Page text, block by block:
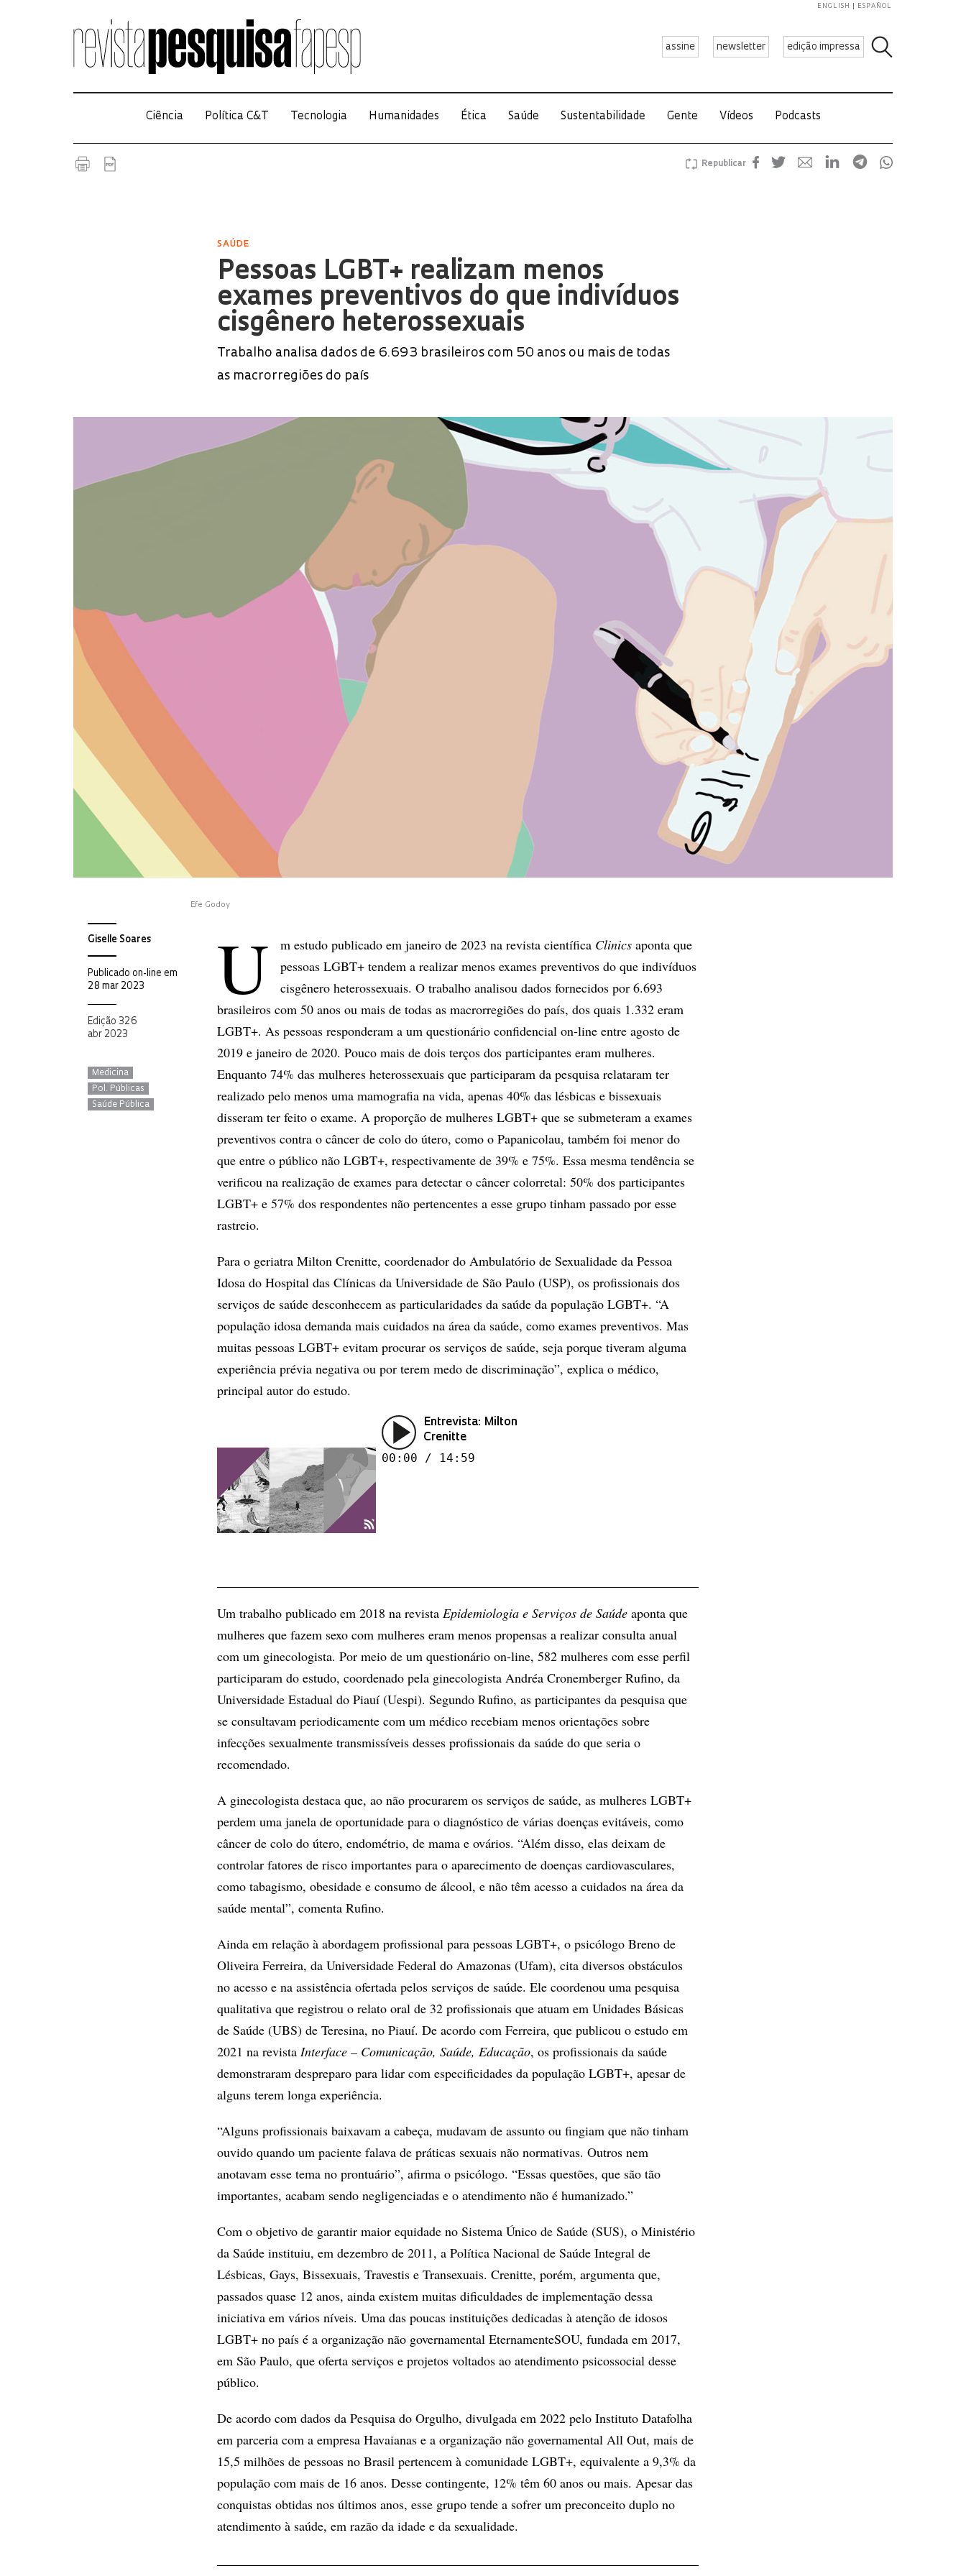
assine newsletter edição impressa
ENGLISH ESPAÑOL
Ciência Política C&T Tecnologia Humanidades Ética Saúde Sustentabilidade Gente Vídeos Podcasts
Republicar
SAÚDE
Pessoas LGBT+ realizam menos
exames preventivos do que indivíduos
cisgênero heterossexuais
Trabalho analisa dados de 6.693 brasileiros com 50 anos ou mais de todas
as macrorregiões do país
Efe Godoy
Giselle Soares
Publicado on-line em
28 mar 2023
Edição 326
abr 2023
Medicina
Pol. Públicas
Saúde Pública
U m estudo publicado em janeiro de 2023 na revista científica Clinics aponta que
pessoas LGBT+ tendem a realizar menos exames preventivos do que indivíduos
cisgênero heterossexuais. O trabalho analisou dados fornecidos por 6.693
brasileiros com 50 anos ou mais de todas as macrorregiões do país, dos quais 1.332 eram
LGBT+. As pessoas responderam a um questionário confidencial on-line entre agosto de
2019 e janeiro de 2020. Pouco mais de dois terços dos participantes eram mulheres.
Enquanto 74% das mulheres heterossexuais que participaram da pesquisa relataram ter
realizado pelo menos uma mamografia na vida, apenas 40% das lésbicas e bissexuais
disseram ter feito o exame. A proporção de mulheres LGBT+ que se submeteram a exames
preventivos contra o câncer de colo do útero, como o Papanicolau, também foi menor do
que entre o público não LGBT+, respectivamente de 39% e 75%. Essa mesma tendência se
verificou na realização de exames para detectar o câncer colorretal: 50% dos participantes
LGBT+ e 57% dos respondentes não pertencentes a esse grupo tinham passado por esse
rastreio.
Para o geriatra Milton Crenitte, coordenador do Ambulatório de Sexualidade da Pessoa
Idosa do Hospital das Clínicas da Universidade de São Paulo (USP), os profissionais dos
serviços de saúde desconhecem as particularidades da saúde da população LGBT+. “A
população idosa demanda mais cuidados na área da saúde, como exames preventivos. Mas
muitas pessoas LGBT+ evitam procurar os serviços de saúde, seja porque tiveram alguma
experiência prévia negativa ou por terem medo de discriminação”, explica o médico,
principal autor do estudo.
Entrevista: Milton
Crenitte
00:00 / 14:59
Um trabalho publicado em 2018 na revista Epidemiologia e Serviços de Saúde aponta que
mulheres que fazem sexo com mulheres eram menos propensas a realizar consulta anual
com um ginecologista. Por meio de um questionário on-line, 582 mulheres com esse perfil
participaram do estudo, coordenado pela ginecologista Andréa Cronemberger Rufino, da
Universidade Estadual do Piauí (Uespi). Segundo Rufino, as participantes da pesquisa que
se consultavam periodicamente com um médico recebiam menos orientações sobre
infecções sexualmente transmissíveis desses profissionais da saúde do que seria o
recomendado.
A ginecologista destaca que, ao não procurarem os serviços de saúde, as mulheres LGBT+
perdem uma janela de oportunidade para o diagnóstico de várias doenças evitáveis, como
câncer de colo do útero, endométrio, de mama e ovários. “Além disso, elas deixam de
controlar fatores de risco importantes para o aparecimento de doenças cardiovasculares,
como tabagismo, obesidade e consumo de álcool, e não têm acesso a cuidados na área da
saúde mental”, comenta Rufino.
Ainda em relação à abordagem profissional para pessoas LGBT+, o psicólogo Breno de
Oliveira Ferreira, da Universidade Federal do Amazonas (Ufam), cita diversos obstáculos
no acesso e na assistência ofertada pelos serviços de saúde. Ele coordenou uma pesquisa
qualitativa que registrou o relato oral de 32 profissionais que atuam em Unidades Básicas
de Saúde (UBS) de Teresina, no Piauí. De acordo com Ferreira, que publicou o estudo em
2021 na revista Interface – Comunicação, Saúde, Educação, os profissionais da saúde
demonstraram despreparo para lidar com especificidades da população LGBT+, apesar de
alguns terem longa experiência.
“Alguns profissionais baixavam a cabeça, mudavam de assunto ou fingiam que não tinham
ouvido quando um paciente falava de práticas sexuais não normativas. Outros nem
anotavam esse tema no prontuário”, afirma o psicólogo. “Essas questões, que são tão
importantes, acabam sendo negligenciadas e o atendimento não é humanizado.”
Com o objetivo de garantir maior equidade no Sistema Único de Saúde (SUS), o Ministério
da Saúde instituiu, em dezembro de 2011, a Política Nacional de Saúde Integral de
Lésbicas, Gays, Bissexuais, Travestis e Transexuais. Crenitte, porém, argumenta que,
passados quase 12 anos, ainda existem muitas dificuldades de implementação dessa
iniciativa em vários níveis. Uma das poucas instituições dedicadas à atenção de idosos
LGBT+ no país é a organização não governamental EternamenteSOU, fundada em 2017,
em São Paulo, que oferta serviços e projetos voltados ao atendimento psicossocial desse
público.
De acordo com dados da Pesquisa do Orgulho, divulgada em 2022 pelo Instituto Datafolha
em parceria com a empresa Havaianas e a organização não governamental All Out, mais de
15,5 milhões de pessoas no Brasil pertencem à comunidade LGBT+, equivalente a 9,3% da
população com mais de 16 anos. Desse contingente, 12% têm 60 anos ou mais. Apesar das
conquistas obtidas nos últimos anos, esse grupo tende a sofrer um preconceito duplo no
atendimento à saúde, em razão da idade e da sexualidade.